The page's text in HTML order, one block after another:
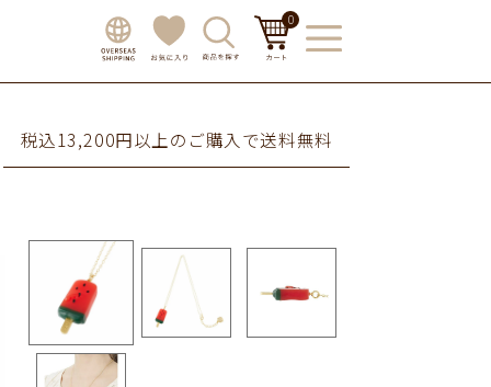
0
税込13,200円以上のご購入で送料無料